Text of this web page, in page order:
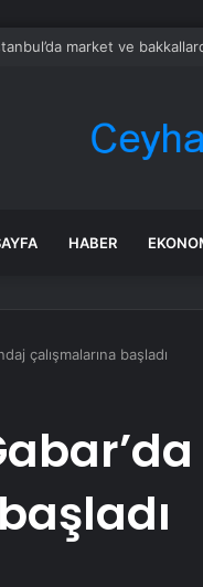
market ve
HABER
çalışmalarına başladı